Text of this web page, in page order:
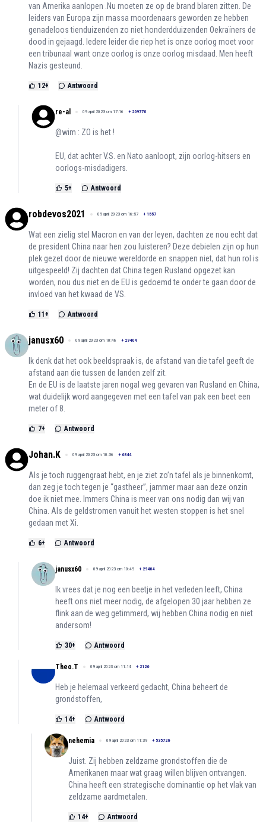
van Amerika aanlopen .Nu moeten ze op de brand blaren zitten. De
leiders van Europa zijn massa moordenaars geworden ze hebben
genadeloos tienduizenden zo niet honderdduizenden Oekraïners de
dood in gejaagd. Iedere leider die riep het is onze oorlog moet voor
een tribunaal want onze oorlog is onze oorlog misdaad. Men heeft
Nazis gesteund.
12+ Antwoord
re-al 09 april 2023 om 17:16 + 209770
@wim : ZO is het !
EU, dat achter V.S. en Nato aanloopt, zijn oorlog-hitsers en
oorlogs-misdadigers.
5+ Antwoord
robdevos2021 09 april 2023 om 16:57 + 1557
Wat een zielig stel Macron en van der leyen, dachten ze nou echt dat
de president China naar hen zou luisteren? Deze debielen zijn op hun
plek gezet door de nieuwe wereldorde en snappen niet, dat hun rol is
uitgespeeld! Zij dachten dat China tegen Rusland opgezet kan
worden, nou dus niet en de EU is gedoemd te onder te gaan door de
invloed van het kwaad de VS.
11 + Antwoord
janusx60 09 april 2023 om 10:48 + 29404
Ik denk dat het ook beeldspraak is, de afstand van die tafel geeft de
afstand aan die tussen de landen zelf zit.
En de EU is de laatste jaren nogal weg gevaren van Rusland en China,
wat duidelijk word aangegeven met een tafel van pak een beet een
meter of 8.
7+ Antwoord
Johan.K 09 april 2023 om 10:36 + 6344
Als je toch ruggengraat hebt, en je ziet zo’n tafel als je binnenkomt,
dan zeg je toch tegen je “gastheer”, jammer maar aan deze onzin
doe ik niet mee. Immers China is meer van ons nodig dan wij van
China. Als de geldstromen vanuit het westen stoppen is het snel
gedaan met Xi.
6+ Antwoord
janusx60 09 april 2023 om 10:49 + 29404
Ik vrees dat je nog een beetje in het verleden leeft, China
heeft ons niet meer nodig, de afgelopen 30 jaar hebben ze
flink aan de weg getimmerd, wij hebben China nodig en niet
andersom!
30+ Antwoord
Theo.T 09 april 2023 om 11:14 + 2126
Heb je helemaal verkeerd gedacht, China beheert de
grondstoffen,
14+ Antwoord
nehemia 09 april 2023 om 11:39 + 535726
Juist. Zij hebben zeldzame grondstoffen die de
Amerikanen maar wat graag willen blijven ontvangen.
China heeft een strategische dominantie op het vlak van
zeldzame aardmetalen.
14+ Antwoord